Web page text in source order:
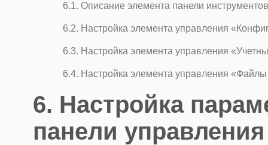
6.1. Описание элемента панели
6.2. Настройка элемента управления
6.3. Настройка элемента управления
6.4. Настройка элемента управления
6. Настройка
панели